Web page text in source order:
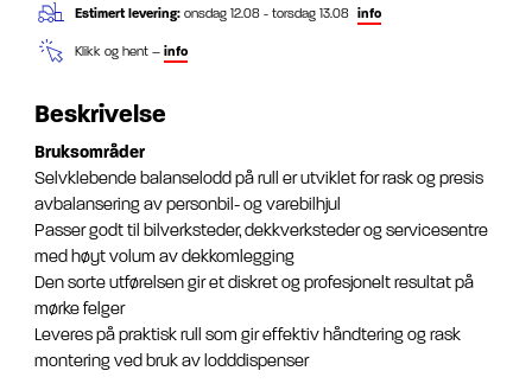
Estimert levering: onsdag 12.08 - torsdag 13.08 info
Klikk og hent – info
Beskrivelse
Bruksområder
Selvklebende balanselodd på rull er utviklet for rask og presis
avbalansering av personbil- og varebilhjul
Passer godt til bilverksteder, dekkverksteder og servicesentre
med høyt volum av dekkomlegging
Den sorte utførelsen gir et diskret og profesjonelt resultat på
mørke felger
Leveres på praktisk rull som gir effektiv håndtering og rask
montering ved bruk av lodddispenser